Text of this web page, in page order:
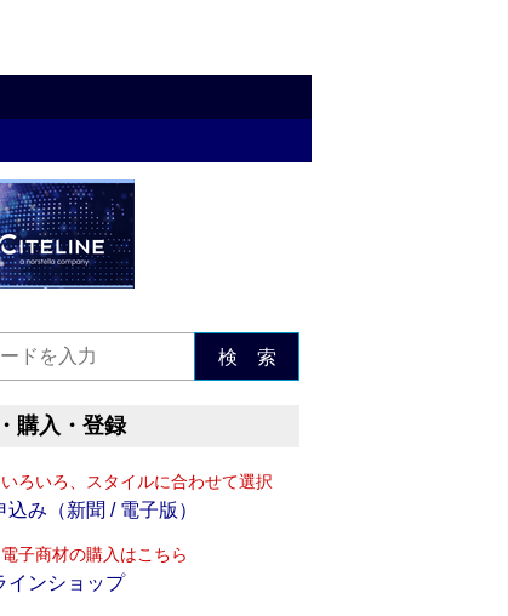
検 索
購入・登録
ろいろ、スタイルに合わせて選択
込み（新聞 / 電子版）
子商材の購入はこちら
インショップ